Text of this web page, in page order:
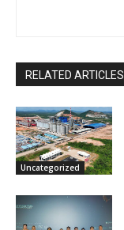
RELATED ARTICLES
Uncategorized